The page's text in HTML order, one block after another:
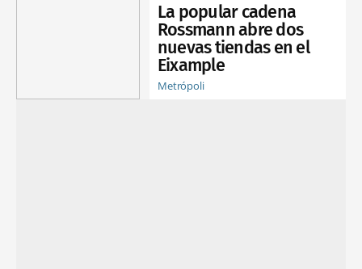
La popular cadena
Rossmann abre dos
nuevas tiendas en el
Eixample
Metrópoli